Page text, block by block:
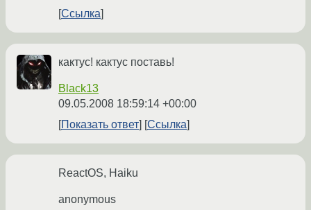
Ссылка
кактус! кактус поставь!
Black13
09.05.2008 18:59:14 +00:00
Показать ответ
Ссылка
ReactOS, Haiku
anonymous